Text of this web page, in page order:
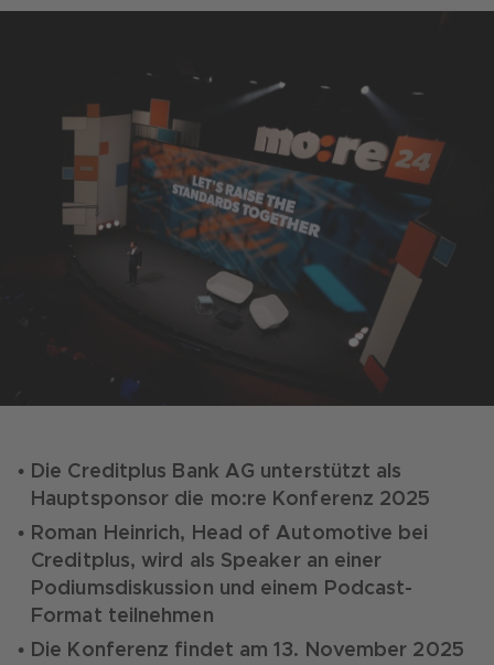
Die Creditplus Bank AG unterstützt als
Hauptsponsor die mo:re Konferenz 2025
Roman Heinrich, Head of Automotive bei
Creditplus, wird als Speaker an einer
Podiumsdiskussion und einem Podcast-
Format teilnehmen
Die Konferenz findet am 13. November 2025